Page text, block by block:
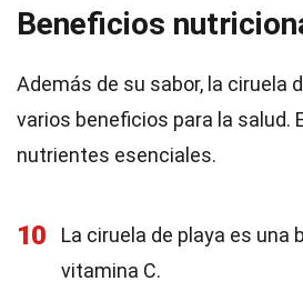
Beneficios
Además de su sabor, la ciruela
varios beneficios para la salud.
nutrientes esenciales.
10
La ciruela de playa es una
vitamina C.